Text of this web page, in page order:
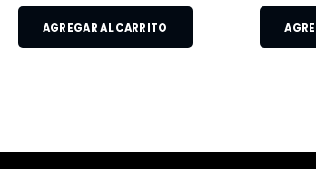
AGREGAR AL CARRITO